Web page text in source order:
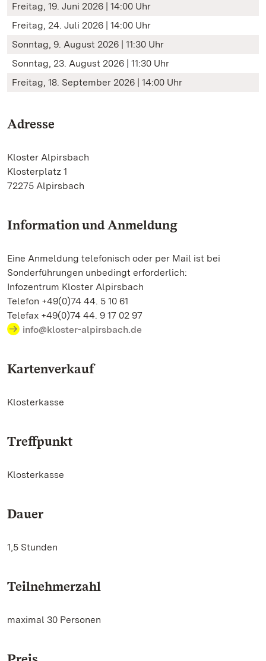
Freitag, 19. Juni 2026 | 14:00 Uhr
Freitag, 24. Juli 2026 | 14:00 Uhr
Sonntag, 9. August 2026 | 11:30 Uhr
Sonntag, 23. August 2026 | 11:30 Uhr
Freitag, 18. September 2026 | 14:00 Uhr
Adresse
Kloster Alpirsbach
Klosterplatz 1
72275 Alpirsbach
Information und Anmeldung
Eine Anmeldung telefonisch oder per Mail ist bei
Sonderführungen unbedingt erforderlich:
Infozentrum Kloster Alpirsbach
Telefon +49(0)74 44. 5 10 61
Telefax +49(0)74 44. 9 17 02 97
info@kloster-alpirsbach.de
Kartenverkauf
Klosterkasse
Treffpunkt
Klosterkasse
Dauer
1,5 Stunden
Teilnehmerzahl
maximal 30 Personen